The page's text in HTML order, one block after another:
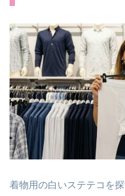
着物用の白いステテコを